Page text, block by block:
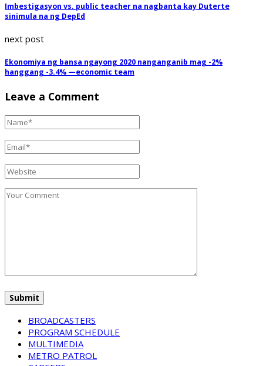
Imbestigasyon vs. public teacher na nagbanta kay Duterte
sinimula na ng DepEd
next post
Ekonomiya ng bansa ngayong 2020 nanganganib mag -2%
hanggang -3.4% —economic team
Leave a Comment
BROADCASTERS
PROGRAM SCHEDULE
MULTIMEDIA
METRO PATROL